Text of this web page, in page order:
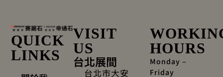
QUICK
LINKS
VISIT
US
台北展間
台北市大安
HOURS
Monday –
Friday